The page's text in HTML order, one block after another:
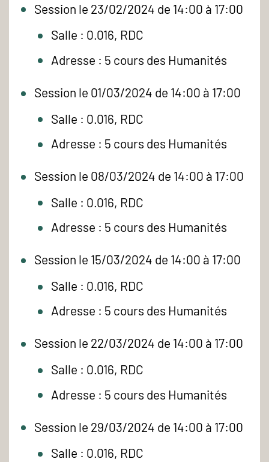
Session le 23/02/2024 de 14:00 à 17:00
Salle : 0.016, RDC
Adresse : 5 cours des Humanités
Session le 01/03/2024 de 14:00 à 17:00
Salle : 0.016, RDC
Adresse : 5 cours des Humanités
Session le 08/03/2024 de 14:00 à 17:00
Salle : 0.016, RDC
Adresse : 5 cours des Humanités
Session le 15/03/2024 de 14:00 à 17:00
Salle : 0.016, RDC
Adresse : 5 cours des Humanités
Session le 22/03/2024 de 14:00 à 17:00
Salle : 0.016, RDC
Adresse : 5 cours des Humanités
Session le 29/03/2024 de 14:00 à 17:00
Salle : 0.016, RDC